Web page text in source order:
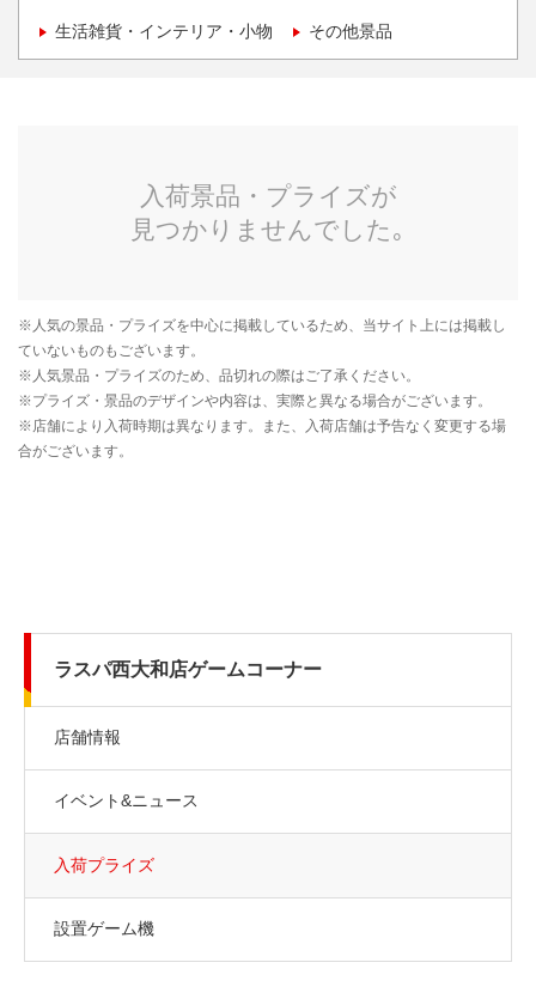
生活雑貨・インテリア・小物 その他景品
ラスパ西大和店ゲームコーナー
店舗情報
イベント&ニュース
入荷プライズ
設置ゲーム機